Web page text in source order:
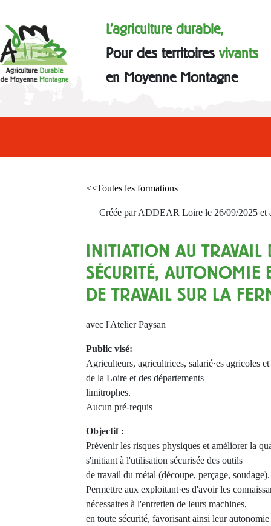
L'agriculture durable,
Pour des territoiresvivants
en Moyenne Montagne
<<Toutes les formations
Créée par ADDEAR Loire le 26/09/2025 et
INITIATION AU TRAVAIL
SÉCURITÉ, AUTONOMIE
DE TRAVAIL SUR LA
avec l'Atelier Paysan
Public visé:
Agriculteurs, agricultrices, salarié·es agricoles
de la Loire et des départements
limitrophes.
Aucun pré-requis
Objectif :
Prévenir les risques physiques et améliorer la
s'initiant à l'utilisation sécurisée des outils
de travail du métal (découpe, perçage, soudage).
Permettre aux exploitant·es d'avoir les
nécessaires à l'entretien de leurs machines,
en toute sécurité, favorisant ainsi leur